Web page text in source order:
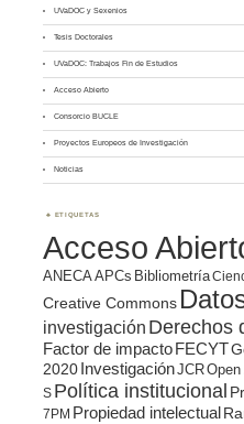
UVaDOC y Sexenios
Tesis Doctorales
UVaDOC: Trabajos Fin de Estudios
Acceso Abierto
Consorcio BUCLE
Proyectos Europeos de Investigación
Noticias
ETIQUETAS
Acceso
ANECAAPCs Bibliometría
Creative Commons
investigación Derechos
Factor de impacto FECYT
2020 InvestigaciónJCROpen
S Política institucional
7PM Propiedad intelectual